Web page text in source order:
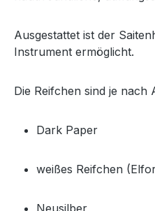
Ausgestattet ist der
Instrument ermöglicht.
Die Reifchen sind je
Dark Paper
weißes Reifchen
Neusilber